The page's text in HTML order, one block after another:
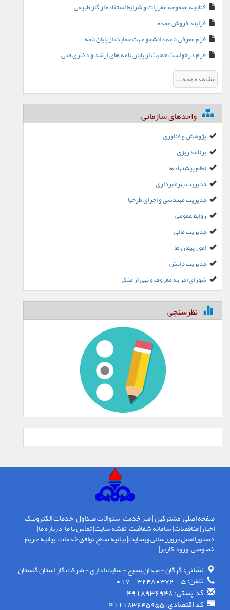
کتابچه مجموعه مقررات و شرایط استفاده از گاز طبیعی
فرایند فروش عمده
فرم معرفی نامه دانشجو جهت حمایت از پایان نامه
فرم درخواست حمایت از پایان نامه های ارشد و دکتری فنی
مشاهده همه ...
واحدهای سازمانی
پژوهش و فناوری
برنامه ریزی
نظام پیشنهادها
مدیریت بهره برداری
مدیریت مهندسی و اجرای طرحها
روابط عمومی
مدیریت مالی
امور پیمان ها
مدیریت دانش
شورای امر به معروف و نهی از منکر
نظرسنجی
صفحه اصلی|مشترکین|میز خدمت|سئوالات متداول|خدمات الکترونیک|
اخبار|مناقصات|سامانه شفافیت|نقشه سایت|تماس با ما|درباره ما|
دستورالعمل بروزرسانی وبسایت|بیانیه سطح توافق خدمات|بیانیه حریم
خصوصی|ورود کاربر|
نشانی:گرگان - ميدان بسيج - سايت اداری - شركت گاز استان گلستان
تلفن: 5 - 32480372 - 017
کد پستی: 4918936948
کد اقتصادی: 411183645955